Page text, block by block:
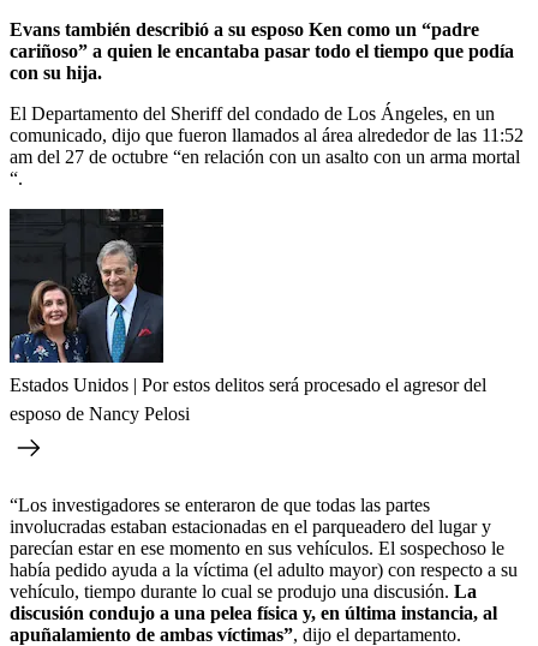
Evans también describió a su esposo Ken como un “padre
cariñoso” a quien le encantaba pasar todo el tiempo que podía
con su hija.
El Departamento del Sheriff del condado de Los Ángeles, en un
comunicado, dijo que fueron llamados al área alrededor de las 11:52
am del 27 de octubre “en relación con un asalto con un arma mortal
“.
Estados Unidos | Por estos delitos será procesado el agresor del
esposo de Nancy Pelosi
“Los investigadores se enteraron de que todas las partes
involucradas estaban estacionadas en el parqueadero del lugar y
parecían estar en ese momento en sus vehículos. El sospechoso le
había pedido ayuda a la víctima (el adulto mayor) con respecto a su
vehículo, tiempo durante lo cual se produjo una discusión. La
discusión condujo a una pelea física y, en última instancia, al
apuñalamiento de ambas víctimas”, dijo el departamento.